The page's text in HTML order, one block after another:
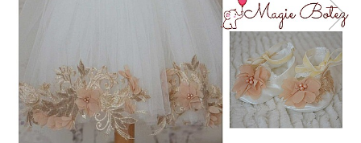
Cercei din aur tortite
Cercei din aur alb
Cercei aur cu surub